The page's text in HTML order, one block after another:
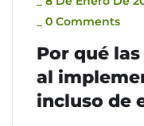
0 Comments
Por qué
al
incluso de